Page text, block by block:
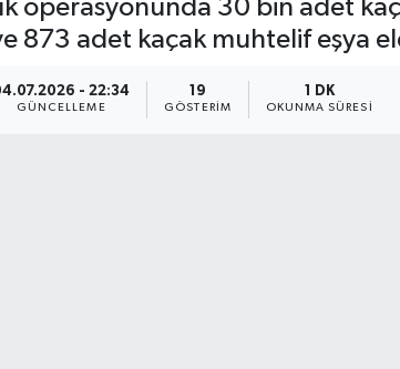
operasyonunda 30 bin adet
873 adet kaçak muhtelif eşya
- 22:34
GÜNCELLEME
19
GÖSTERIM
1 DK
OKUNMA SÜRESI